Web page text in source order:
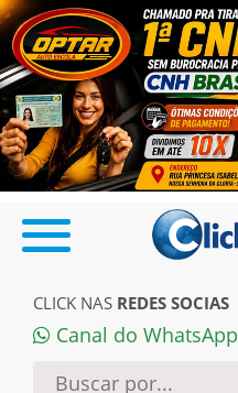
CLICK NAS REDES SOCIAS
Canal do WhatsApp